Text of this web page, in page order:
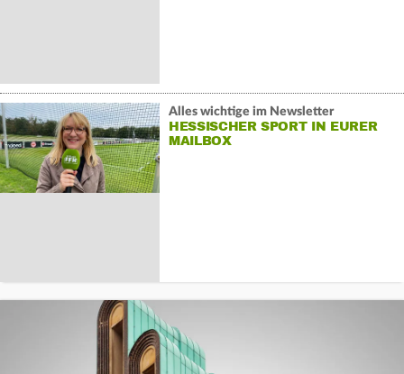
Alles wichtige im Newsletter
HESSISCHER SPORT IN EURER
MAILBOX